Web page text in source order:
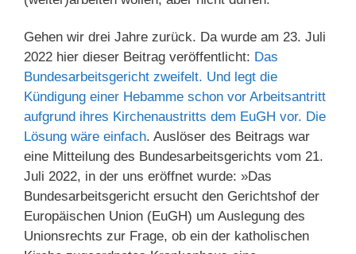
Gehen wir drei Jahre zurück. Da wurde am 23. Juli
2022 hier dieser Beitrag veröffentlicht: Das
Bundesarbeitsgericht zweifelt. Und legt die
Kündigung einer Hebamme schon vor Arbeitsantritt
aufgrund ihres Kirchenaustritts dem EuGH vor. Die
Lösung wäre einfach. Auslöser des Beitrags war
eine Mitteilung des Bundesarbeitsgerichts vom 21.
Juli 2022, in der uns eröffnet wurde: »Das
Bundesarbeitsgericht ersucht den Gerichtshof der
Europäischen Union (EuGH) um Auslegung des
Unionsrechts zur Frage, ob ein der katholischen